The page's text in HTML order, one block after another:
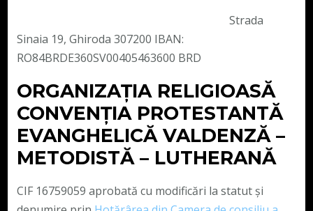
Strada
Sinaia 19, Ghiroda 307200 IBAN:
RO84BRDE360SV00405463600 BRD
ORGANIZAȚIA RELIGIOASĂ
CONVENŢIA PROTESTANTĂ
EVANGHELICĂ VALDENZĂ –
METODISTĂ – LUTHERANĂ
CIF 16759059 aprobată cu modificări la statut și